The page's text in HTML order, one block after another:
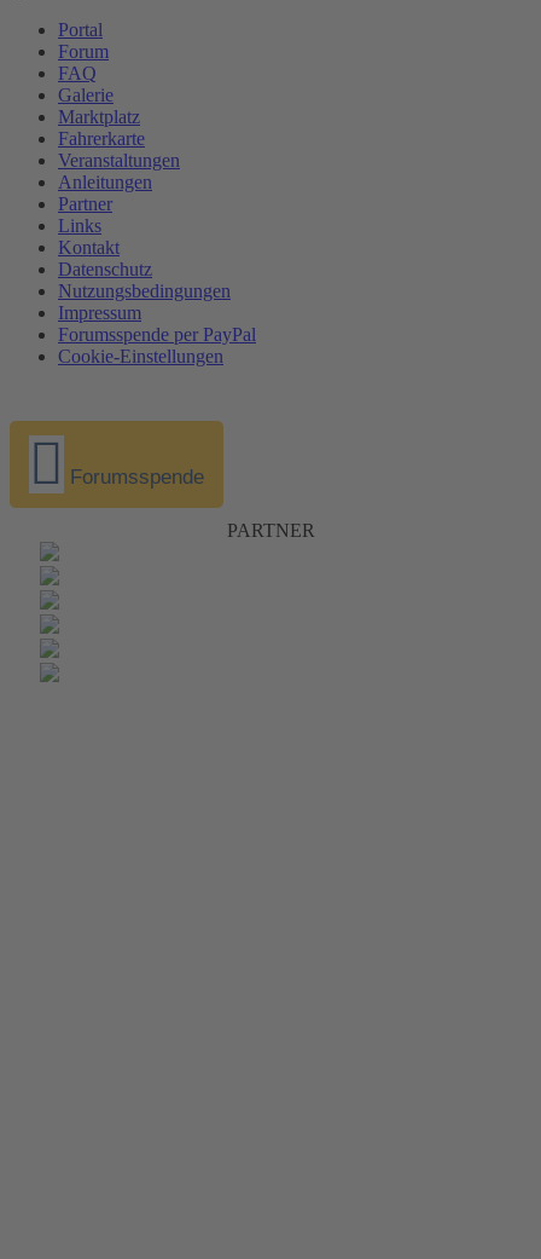
Portal
Forum
FAQ
Galerie
Marktplatz
Fahrerkarte
Veranstaltungen
Anleitungen
Partner
Links
Kontakt
Datenschutz
Nutzungsbedingungen
Impressum
Forumsspende per PayPal
Cookie-Einstellungen
Forumsspende
PARTNER